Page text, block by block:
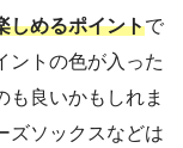
しめるポイントで
ントの色が入った
も良いかもしれま
ズソックスなどは